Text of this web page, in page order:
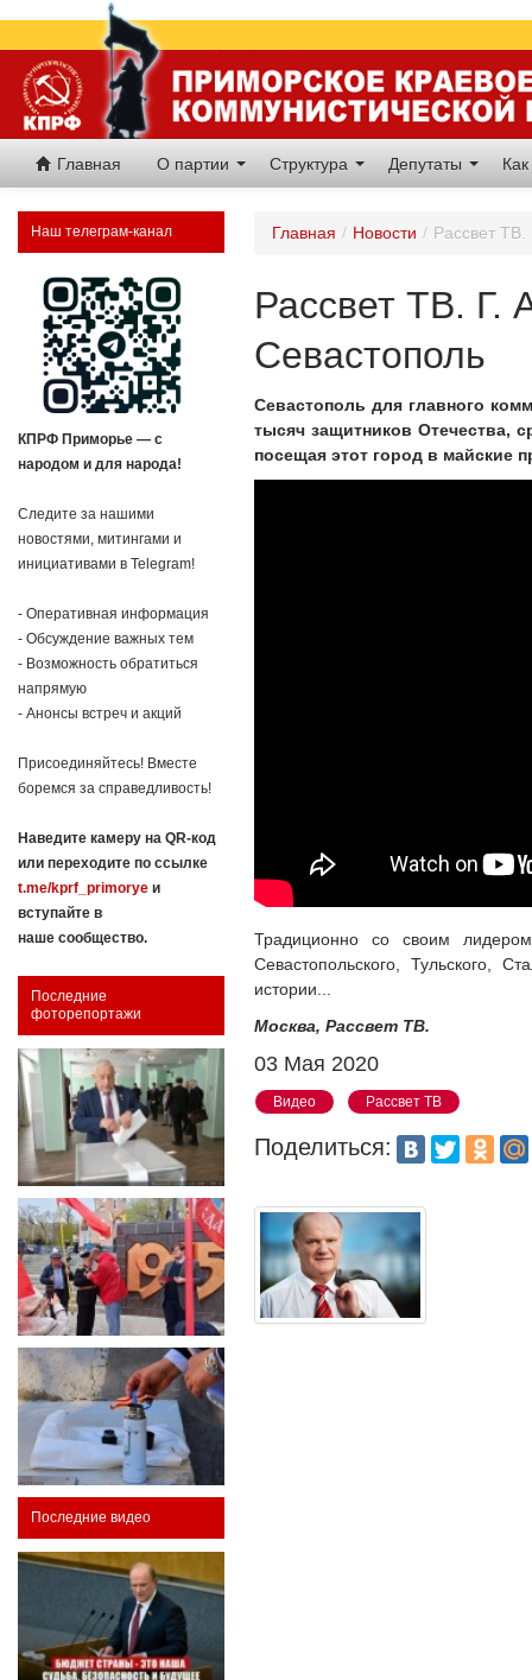
Главная О партии Структура Депутаты
Наш телеграм-канал
КПРФ Приморье — с
народом и для народа!
Следите за нашими
новостями, митингами и
инициативами в Telegram!
- Оперативная информация
- Обсуждение важных тем
- Возможность обратиться
напрямую
- Анонсы встреч и акций
Присоединяйтесь! Вместе
боремся за справедливость!
Наведите камеру на QR-код
или переходите по ссылке
t.me/kprf_primorye и
вступайте в
наше сообщество.
Последние
фоторепортажи
Последние видео
Главная / Новости / Рассвет
Рассвет ТВ. Г.
Севастополь
Севастополь для главного
тысяч защитников Отечества,
посещая этот город в майские
Традиционно со своим
Севастопольского, Тульского,
истории...
Москва, Рассвет ТВ.
03 Мая 2020
Видео Рассвет ТВ
Поделиться: